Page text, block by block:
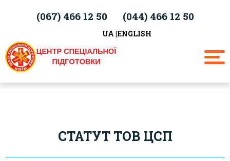
(067)466 12 50 (044)466 12 50
UA ENGLISH
СТАТУТ ТОВ ЦСП